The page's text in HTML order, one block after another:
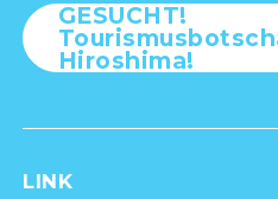
GESUCHT!
Hiroshima!
LINK